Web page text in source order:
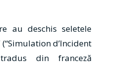
au deschis seletele
d’Incident
din franceză